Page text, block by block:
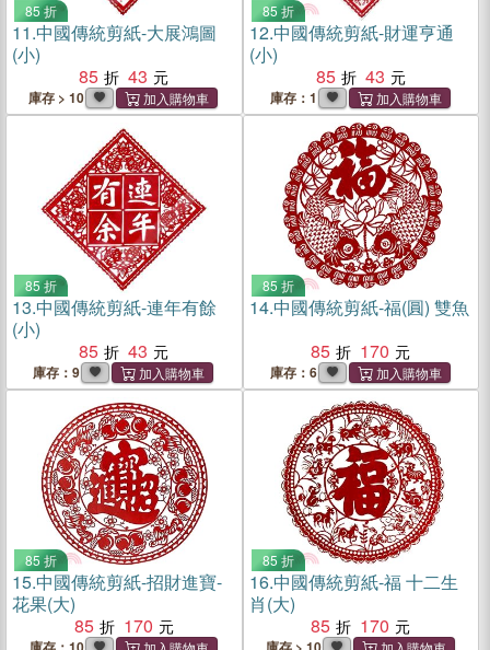
85 折
11.中國傳統剪紙-大展鴻圖
(小)
85
43
庫存 > 10
85 折
12.中國傳統剪紙-財運亨通
(小)
85
43
庫存：1
85 折
13.中國傳統剪紙-連年有餘
(小)
85
43
庫存：9
85 折
14.中國傳統剪紙-福(圓) 雙魚
85
170
庫存：6
85 折
15.中國傳統剪紙-招財進寶-
花果(大)
85
170
85 折
16.中國傳統剪紙-福 十二生
肖(大)
85
170